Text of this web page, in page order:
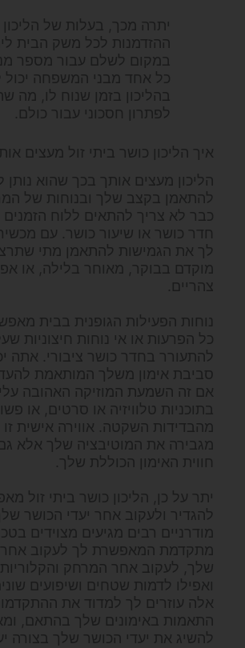
יתרה מכך, בעלות של
ההזדמנות לכל משק הבית
במקום לשלם עבור מספר
כל אחד מבני המשפחה
בהליכון בזמן שנוח לו, מה
לפתרון חסכוני עבור כולם.
איך הליכון כושר ביתי זול מעצים
הליכון מעצים אותך בכך שהוא
להתאמן בקצב שלך ובנוחות של
כבר לא צריך להתאים ללוח
חדר כושר או שיעור כושר. עם מכשיר
לך את הגמישות להתאמן מתי
מוקדם בבוקר, מאוחר בלילה, או
צהריים.
נוחות הפעילות הגופנית בבית
כל הפרעות או אי נוחות חיצוניות
להתעורר בחדר כושר ציבורי. אתה
סביבת אימון משלך המותאמת
אם זה השמעת המוזיקה האהובה
בתוכניות טלוויזיה או סרטים, או
מהבדידות השקטה. אווירה אישית
מגבירה את המוטיבציה שלך אלא
חווית האימון הכוללת שלך.
יתר על כן, הליכון כושר ביתי זול
להגדיר ולעקוב אחר יעדי הכושר
מודרניים רבים מגיעים מצוידים
מתקדמת המאפשרת לך לעקוב
שלך, לעקוב אחר המרחק והקלוריות
ואפילו לדמות שטחים ושיפועים
אלה עוזרים לך למדוד את
התאמות באימונים שלך בהתאם,
להשיג את יעדי הכושר שלך בצורה